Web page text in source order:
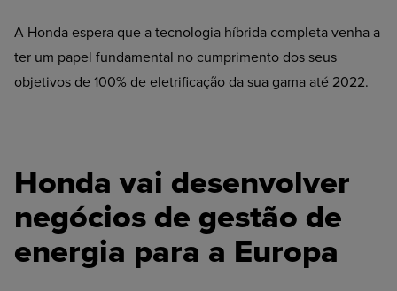
A Honda espera que a tecnologia híbrida completa venha a
ter um papel fundamental no cumprimento dos seus
objetivos de 100% de eletrificação da sua gama até 2022.
Honda vai desenvolver
negócios de gestão de
energia para a Europa